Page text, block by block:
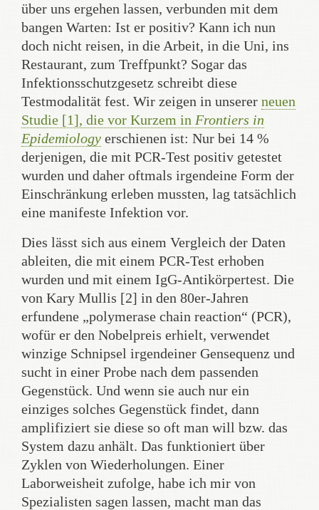
über uns ergehen lassen, verbunden mit dem
bangen Warten: Ist er positiv? Kann ich nun
doch nicht reisen, in die Arbeit, in die Uni, ins
Restaurant, zum Treffpunkt? Sogar das
Infektionsschutzgesetz schreibt diese
Testmodalität fest. Wir zeigen in unserer neuen
Studie [1], die vor Kurzem in Frontiers in
Epidemiology erschienen ist: Nur bei 14 %
derjenigen, die mit PCR-Test positiv getestet
wurden und daher oftmals irgendeine Form der
Einschränkung erleben mussten, lag tatsächlich
eine manifeste Infektion vor.
Dies lässt sich aus einem Vergleich der Daten
ableiten, die mit einem PCR-Test erhoben
wurden und mit einem IgG-Antikörpertest. Die
von Kary Mullis [2] in den 80er-Jahren
erfundene „polymerase chain reaction“ (PCR),
wofür er den Nobelpreis erhielt, verwendet
winzige Schnipsel irgendeiner Gensequenz und
sucht in einer Probe nach dem passenden
Gegenstück. Und wenn sie auch nur ein
einziges solches Gegenstück findet, dann
amplifiziert sie diese so oft man will bzw. das
System dazu anhält. Das funktioniert über
Zyklen von Wiederholungen. Einer
Laborweisheit zufolge, habe ich mir von
Spezialisten sagen lassen, macht man das